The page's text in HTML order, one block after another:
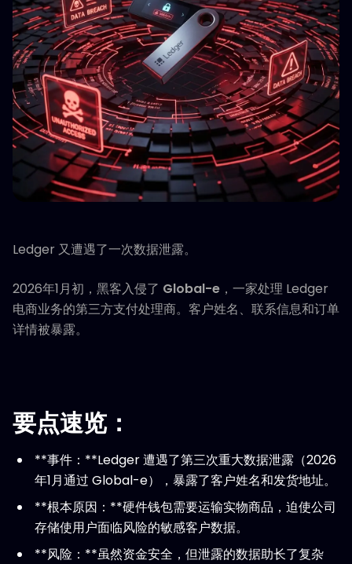
Ledger 又遭遇了一次数据泄露。
2026年1月初，黑客入侵了 Global-e ，一家处理 Ledger
电商业务的第三方支付处理商。客户姓名、联系信息和订单
详情被暴露。
要点速览：
**事件：**Ledger 遭遇了第三次重大数据泄露（2026
年1月通过 Global-e），暴露了客户姓名和发货地址。
**根本原因：**硬件钱包需要运输实物商品，迫使公司
存储使用户面临风险的敏感客户数据。
**风险：**虽然资金安全，但泄露的数据助长了复杂